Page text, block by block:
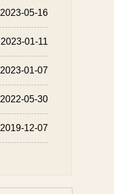
2023-05-16
2023-01-11
2023-01-07
2022-05-30
2019-12-07